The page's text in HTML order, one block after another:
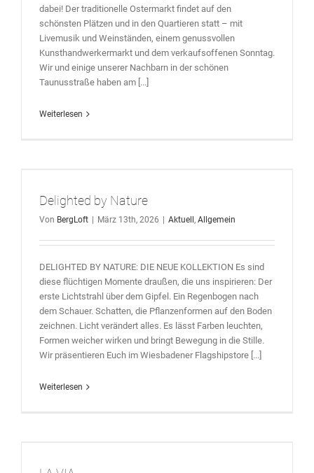
dabei! Der traditionelle Ostermarkt findet auf den
schönsten Plätzen und in den Quartieren statt – mit
Livemusik und Weinständen, einem genussvollen
Kunsthandwerkermarkt und dem verkaufsoffenen Sonntag.
Wir und einige unserer Nachbarn in der schönen
Taunusstraße haben am [...]
Weiterlesen
Delighted by Nature
Von BergLoft | März 13th, 2026 | Aktuell, Allgemein
DELIGHTED BY NATURE: DIE NEUE KOLLEKTION Es sind
diese flüchtigen Momente draußen, die uns inspirieren: Der
erste Lichtstrahl über dem Gipfel. Ein Regenbogen nach
dem Schauer. Schatten, die Pflanzenformen auf den Boden
zeichnen. Licht verändert alles. Es lässt Farben leuchten,
Formen weicher wirken und bringt Bewegung in die Stille.
Wir präsentieren Euch im Wiesbadener Flagshipstore [...]
Weiterlesen